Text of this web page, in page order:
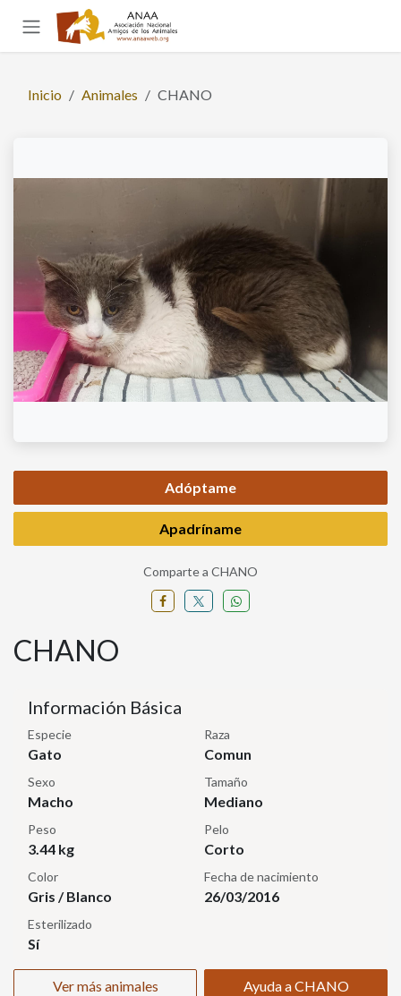
Ir al contenido
Inicio Animales CHANO
Adóptame
Apadríname
Comparte a CHANO
CHANO
Información Básica
Especie
Gato
Raza
Comun
Sexo
Macho
Tamaño
Mediano
Peso
3.44 kg
Pelo
Corto
Color
Gris / Blanco
Fecha de nacimiento
26/03/2016
Esterilizado
Sí
Ver más animales Ayuda a CHANO